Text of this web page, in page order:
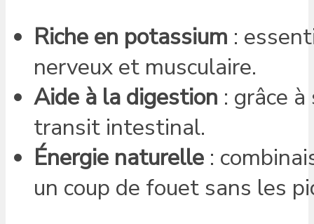
Riche en potassium :
nerveux et musculaire.
Aide à la digestion : grâce
transit intestinal.
Énergie naturelle :
un coup de fouet sans les